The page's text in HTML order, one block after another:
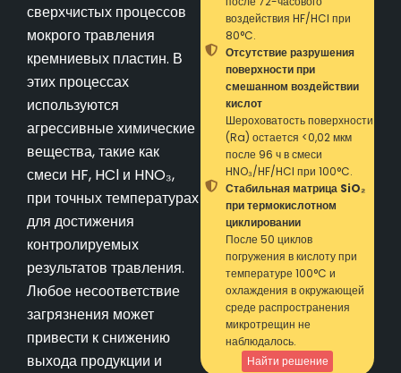
сверхчистых процессов
мокрого травления
кремниевых пластин. В
этих процессах
используются
агрессивные химические
вещества, такие как
смеси HF, HCl и HNO₃,
при точных температурах
для достижения
контролируемых
результатов травления.
Любое несоответствие
загрязнения может
привести к снижению
выхода продукции и
воздействия HF/HCl при
80°C.
Отсутствие разрушения
поверхности при
смешанном воздействии
кислот
Шероховатость поверхности
(Ra) остается <0,02 мкм
после 96 ч в смеси
HNO₃/HF/HCl при 100°C.
Стабильная матрица SiO₂
при термокислотном
циклировании
После 50 циклов
погружения в кислоту при
температуре 100°C и
охлаждения в окружающей
среде распространения
микротрещин не
наблюдалось.
Найти решение